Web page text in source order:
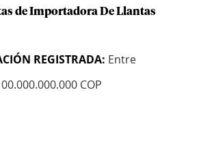
de Importadora De Llantas
REGISTRADA: Entre
COP